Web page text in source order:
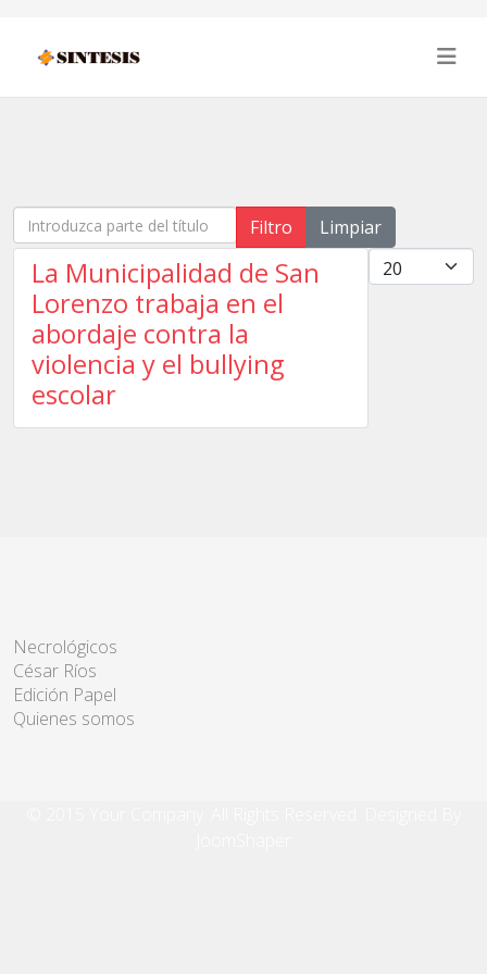
Introduzca parte del título Filtro
Limpiar
Cantidad
La Municipalidad de San
Lorenzo trabaja en el
abordaje contra la
violencia y el bullying
escolar
Necrológicos
César Ríos
Edición Papel
Quienes somos